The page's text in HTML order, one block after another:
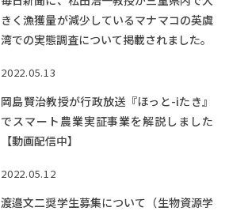
きく漁獲量が減少しているマナマコの英虞
湾での実態調査について掲載されました。
2022.05.13
岡島賢治教授が行政放送『ほっと-iたき』
でスマート農業実証事業を解説しました
【動画配信中】
2022.05.12
渡邉文二奨学生募集について（生物資源学